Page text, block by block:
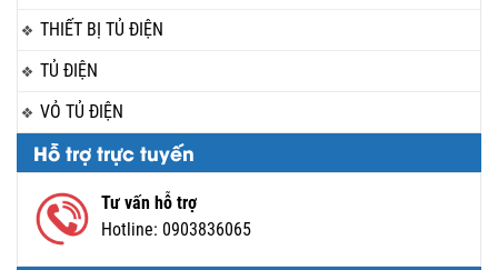
THIẾT BỊ TỦ ĐIỆN
TỦ ĐIỆN
VỎ TỦ ĐIỆN
Hỗ trợ trực tuyến
Tư vấn hỗ trợ
Hotline: 0903836065